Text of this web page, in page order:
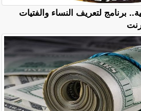
برنامج لتعريف النساء والفتيات